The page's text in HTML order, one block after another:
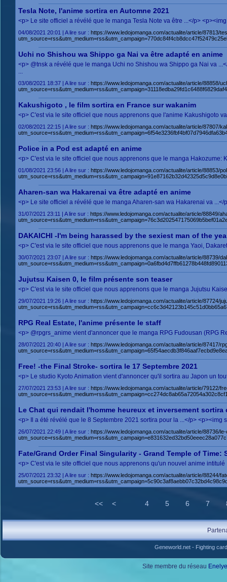
Tesla Note, l'anime sortira en Automne 2021
<p> Le site officiel a révélé que le manga Tesla Note va être ...</p>
04/08/2021 20:01 | A lire sur : https://www.ledojomanga.com/actualite/article/87813/
Uchi no Shishou wa Shippo ga Nai va être adapté en anime
<p> @tnsk a révélé que le manga Uchi no Shishou wa Shippo ga Nai va
...
03/08/2021 18:37 | A lire sur : https://www.ledojomanga.com/actualite/article/88858/
Kakushigoto , le film sortira en France sur wakanim
<p> C'est via le site officiel que nous apprenons que l'anime Kakushigoto
02/08/2021 22:15 | A lire sur : https://www.ledojomanga.com/actualite/article/87807/
Police in a Pod est adapté en anime
<p> C'est via le site officiel que nous apprenons que le manga Hakozume:
01/08/2021 23:56 | A lire sur : https://www.ledojomanga.com/actualite/article/88853/
Aharen-san wa Hakarenai va être adapté en anime
<p> Le site officiel a révélé que le manga Aharen-san wa Hakarenai va
31/07/2021 23:11 | A lire sur : https://www.ledojomanga.com/actualite/article/88849/
DAKAICHI -I'm being harassed by the sexiest man of the
<p> C'est via le site officiel que nous apprenons que le manga Yaoi,
30/07/2021 23:07 | A lire sur : https://www.ledojomanga.com/actualite/article/88739/
Jujutsu Kaisen 0, le film présente son teaser
<p> C'est via le site officiel que nous apprenons que le manga Jujutsu
29/07/2021 19:26 | A lire sur : https://www.ledojomanga.com/actualite/article/87724/
RPG Real Estate, l'anime présente le staff
<p> @rpgrs_anime vient d'annoncer que le manga RPG Fudousan (RPG
28/07/2021 20:40 | A lire sur : https://www.ledojomanga.com/actualite/article/87417/
Free! -the Final Stroke- sortira le 17 Septembre 2021
<p> Le studio Kyoto Animation vient d'annoncer qu'il sortira au Japon un
27/07/2021 23:53 | A lire sur : https://www.ledojomanga.com/actualite/article/79122/
Le Chat qui rendait l'homme heureux et inversement sortira
<p> Il a été révélé que le 8 Septembre 2021 sortira pour la ...</p>
26/07/2021 22:49 | A lire sur : https://www.ledojomanga.com/actualite/article/88736/
Fate/Grand Order Final Singularity - Grand Temple of
<p> C'est via le site officiel que nous apprenons qu'un nouvel anime
25/07/2021 23:32 | A lire sur : https://www.ledojomanga.com/actualite/article/88244/
<< < 4 5 6 7
Geneworld.net- Fighting
Site membre du réseau Enelye